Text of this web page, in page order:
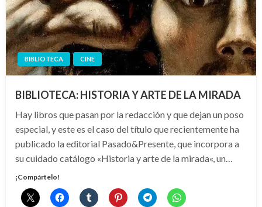
BIBLIOTECA CINE
BIBLIOTECA: HISTORIA Y ARTE DE LA MIRADA
Hay libros que pasan por la redacción y que dejan un poso
especial, y este es el caso del título que recientemente ha
publicado la editorial Pasado&Presente, que incorpora a
su cuidado catálogo «Historia y arte de la mirada«, un…
¡Compártelo!